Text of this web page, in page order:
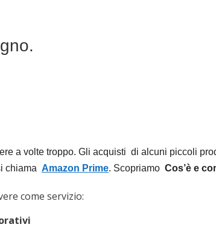
a volte troppo. Gli acquisti di alcuni piccoli
chiama Amazon Prime. Scopriamo Cos’è e
come servizio: